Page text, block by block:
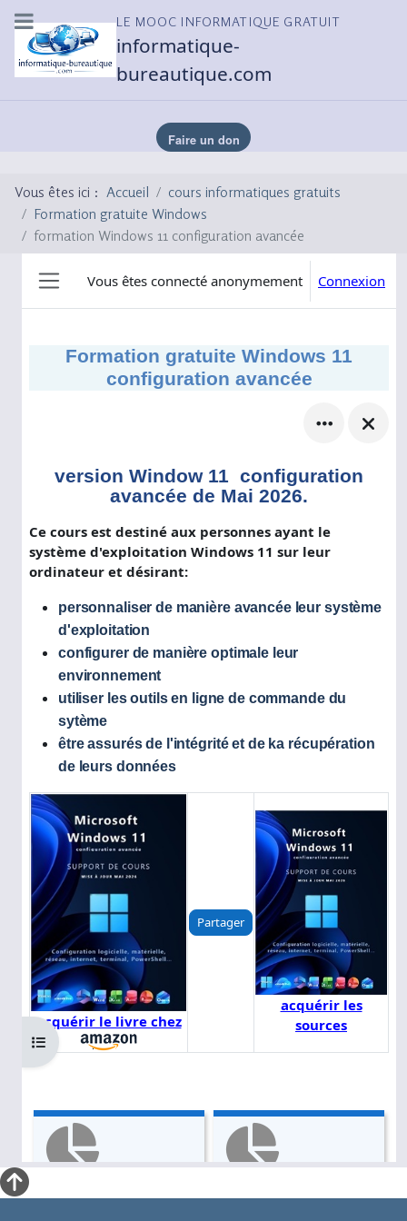
LE MOOC INFORMATIQUE GRATUIT
informatique-
bureautique.com
Vous êtes ici : Accueil
cours informatiques gratuits
Formation gratuite Windows
formation Windows 11 configuration avancée